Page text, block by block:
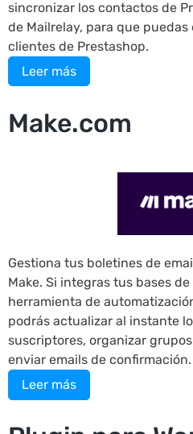
sincronizar los contactos de
de Mailrelay, para que
clientes de Prestashop.
Leer más
Make.com
Gestiona tus boletines de
Make. Si integras tus bases
herramienta de
podrás actualizar al instante
suscriptores, organizar
enviar emails de confirmación.
Leer más